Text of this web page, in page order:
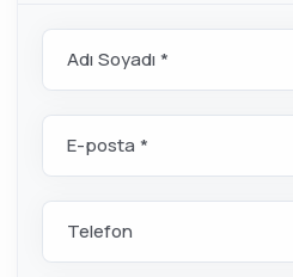
Adı Soyadı *
E-posta *
Telefon